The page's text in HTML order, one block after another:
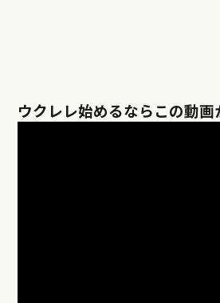
ウクレレ始めるならこの動画